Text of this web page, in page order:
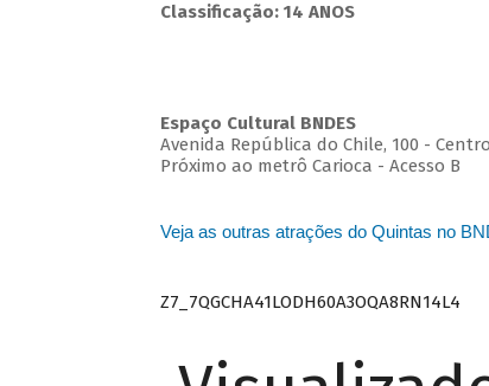
Classificação: 14 ANOS
Espaço Cultural BNDES
Avenida República do Chile, 100 - Centro
Próximo ao metrô Carioca - Acesso B
Veja as outras atrações do Quintas no
Z7_7QGCHA41LODH60A3OQA8RN14L4